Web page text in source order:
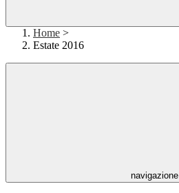
Home >
Estate 2016
navigazione